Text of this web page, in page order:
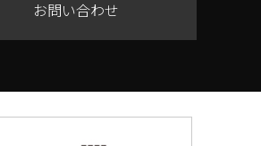
お問い合わせ